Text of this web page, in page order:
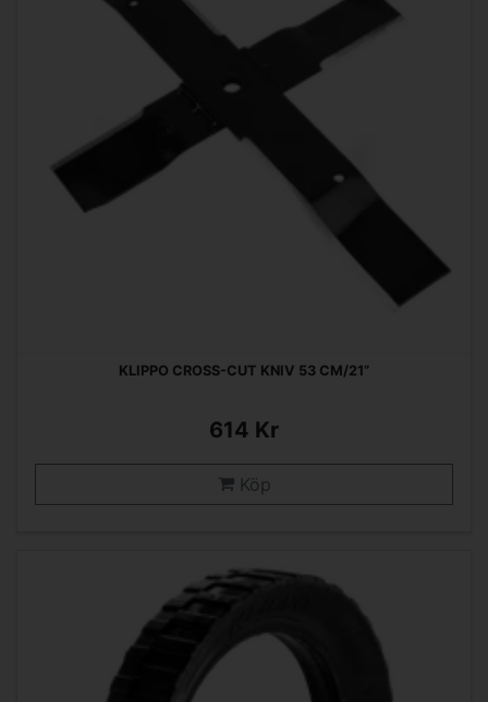
KLIPPO CROSS-CUT KNIV 53 CM/21”
614 Kr
Köp